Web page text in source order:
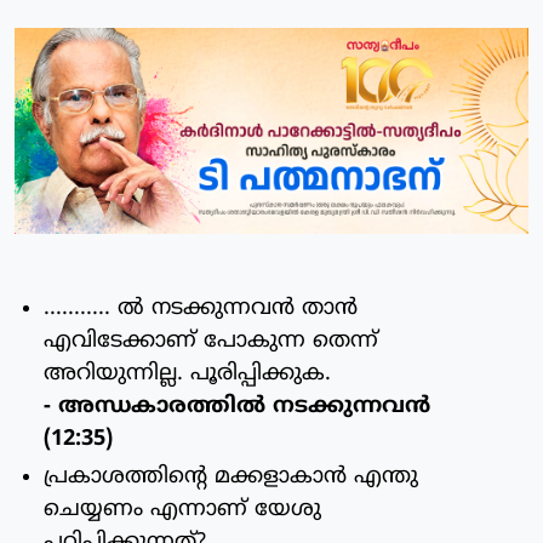
........... ല്‍ നടക്കുന്നവന്‍ താന്‍
എവിടേക്കാണ് പോകുന്ന തെന്ന്
അറിയുന്നില്ല. പൂരിപ്പിക്കുക.
- അന്ധകാരത്തില്‍ നടക്കുന്നവന്‍
(12:35)
പ്രകാശത്തിന്റെ മക്കളാകാന്‍ എന്തു
ചെയ്യണം എന്നാണ് യേശു